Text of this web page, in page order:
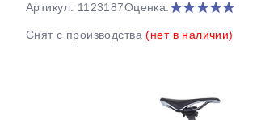
Артикул: 1123187Оценка:
Снят с производства(нет в наличии)